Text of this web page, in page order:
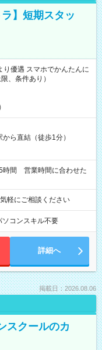
】短期スタッ
優遇 スマホでかんたんに
、条件あり）
ら直結（徒歩1分）
軽にご相談ください
ソコンスキル不要
詳細へ
掲載日：2026.08.06
スクールのカ